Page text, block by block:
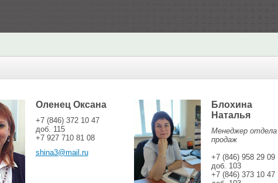
Оленец Оксана
+7 (846) 372 10 47
доб. 115
+7 927 710 81 08
shina3@mail.ru
Блохина
Наталья
Менеджер отдела
продаж
+7 (846) 958 29 09
доб. 103
+7 (846) 373 10 47